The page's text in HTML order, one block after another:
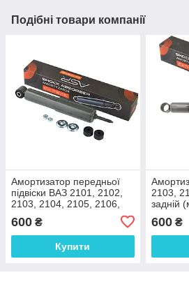
Подібні товари компанії
Амортизатор передньої
підвіски ВАЗ 2101, 2102,
2103, 2104, 2105, 2106,
600 ₴
Купити
2103,
задній
600₴